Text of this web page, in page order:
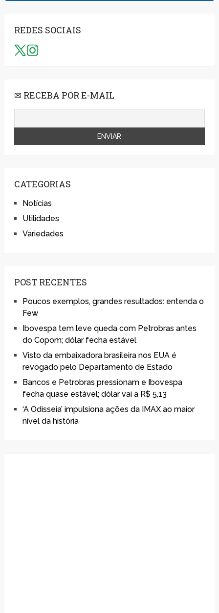
REDES SOCIAIS
✉ RECEBA POR E-MAIL
CATEGORIAS
Notícias
Utilidades
Variedades
POST RECENTES
Poucos exemplos, grandes resultados: entenda o
Few
Ibovespa tem leve queda com Petrobras antes
do Copom; dólar fecha estável
Visto da embaixadora brasileira nos EUA é
revogado pelo Departamento de Estado
Bancos e Petrobras pressionam e Ibovespa
fecha quase estável; dólar vai a R$ 5,13
‘A Odisseia’ impulsiona ações da IMAX ao maior
nível da história